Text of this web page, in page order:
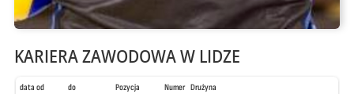
KARIERA ZAWODOWA W LIDZE
data od do Pozycja Numer Drużyna